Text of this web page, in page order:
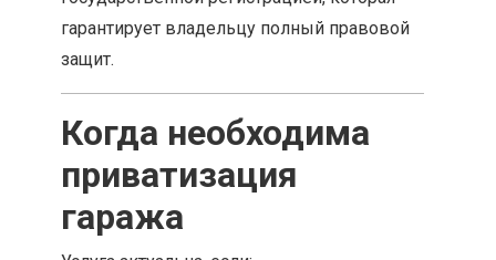
гарантирует владельцу полный правовой
защит.
Когда необходима
приватизация
гаража